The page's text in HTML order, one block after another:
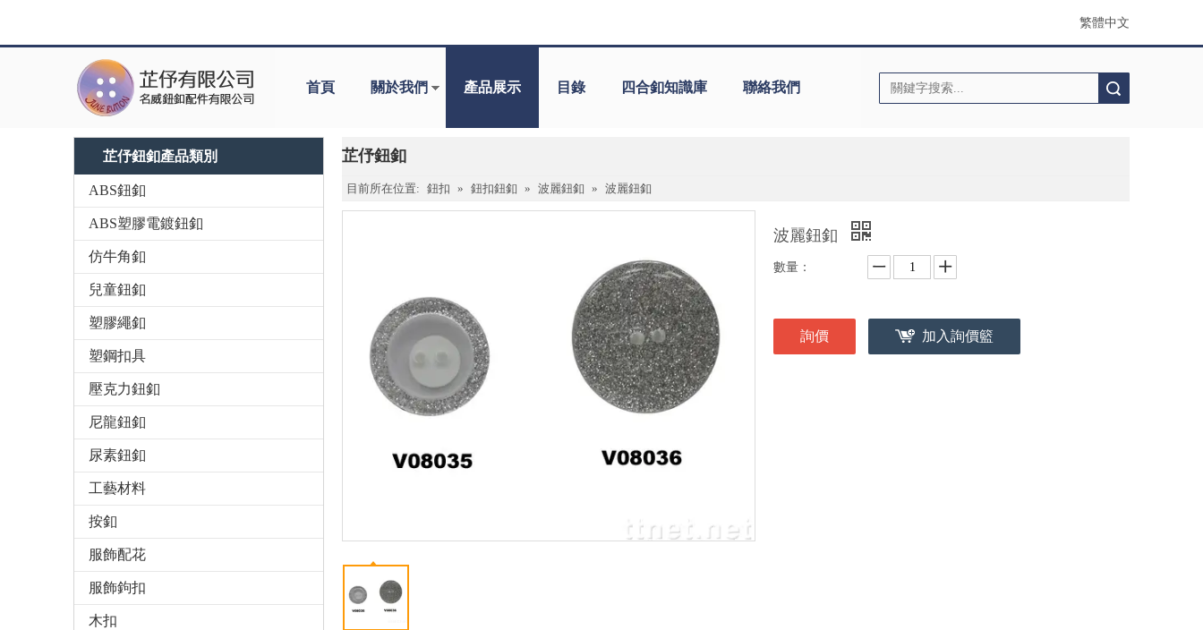
繁體中文
首頁 關於我們 產品展示 目錄 四合釦知識庫 聯絡我們
芷伃鈕釦產品類別
ABS鈕釦
ABS塑膠電鍍鈕釦
仿牛角釦
兒童鈕釦
塑膠繩釦
塑鋼扣具
壓克力鈕釦
尼龍鈕釦
尿素鈕釦
工藝材料
按釦
服飾配花
服飾鉤扣
木扣
芷伃鈕釦
目前所在位置: 鈕扣 » 鈕扣鈕釦 » 波麗鈕釦 » 波麗鈕釦
波麗鈕釦
數量：
詢價 加入詢價籃